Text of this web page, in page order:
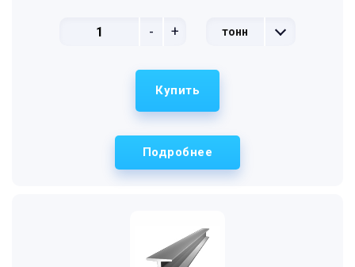
- + тонн
Подробнее
Купить